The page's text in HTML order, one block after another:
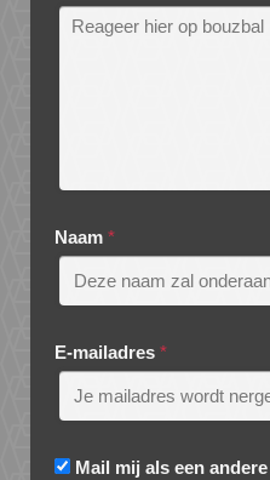
Naam *
E-mailadres *
Mail mij als een